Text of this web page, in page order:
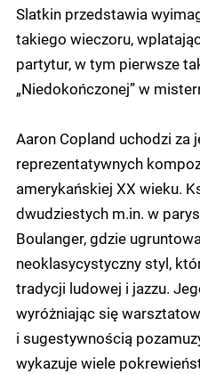
Slatkin przedstawia
takiego wieczoru,
partytur, w tym pierwsze
„Niedokończonej” w
Aaron Copland uchodzi za
reprezentatywnych
amerykańskiej XX wieku.
dwudziestych m.in. w
Boulanger, gdzie
neoklasycystyczny styl,
tradycji ludowej i jazzu.
wyróżniając się
i sugestywnością
wykazuje wiele